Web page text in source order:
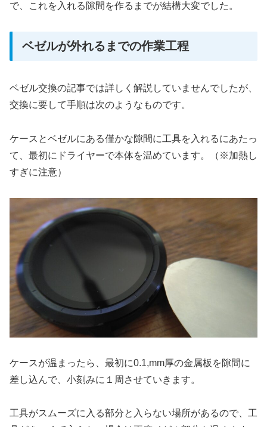
で、これを入れる隙間を作るまでが結構大変でした。
ベゼルが外れるまでの作業工程
ベゼル交換の記事では詳しく解説していませんでしたが、
交換に要して手順は次のようなものです。
ケースとベゼルにある僅かな隙間に工具を入れるにあたっ
て、最初にドライヤーで本体を温めています。（※加熱し
すぎに注意）
ケースが温まったら、最初に0.1,mm厚の金属板を隙間に
差し込んで、小刻みに１周させていきます。
工具がスムーズに入る部分と入らない場所があるので、工